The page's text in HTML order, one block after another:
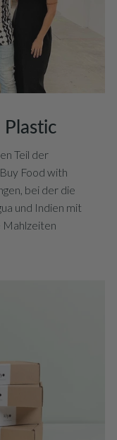
Teil der
Food with
bei der die
und Indien mit
Mahlzeiten